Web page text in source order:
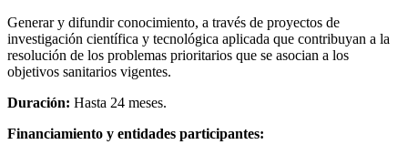
Generar y difundir conocimiento, a través de proyectos de
investigación científica y tecnológica aplicada que contribuyan a la
resolución de los problemas prioritarios que se asocian a los
objetivos sanitarios vigentes.
Duración: Hasta 24 meses.
Financiamiento y entidades participantes: